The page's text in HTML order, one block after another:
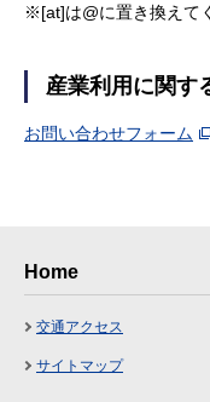
※[at]は@に置き換えて
産業利用に関す
お問い合わせフォーム
Home
交通アクセス
サイトマップ